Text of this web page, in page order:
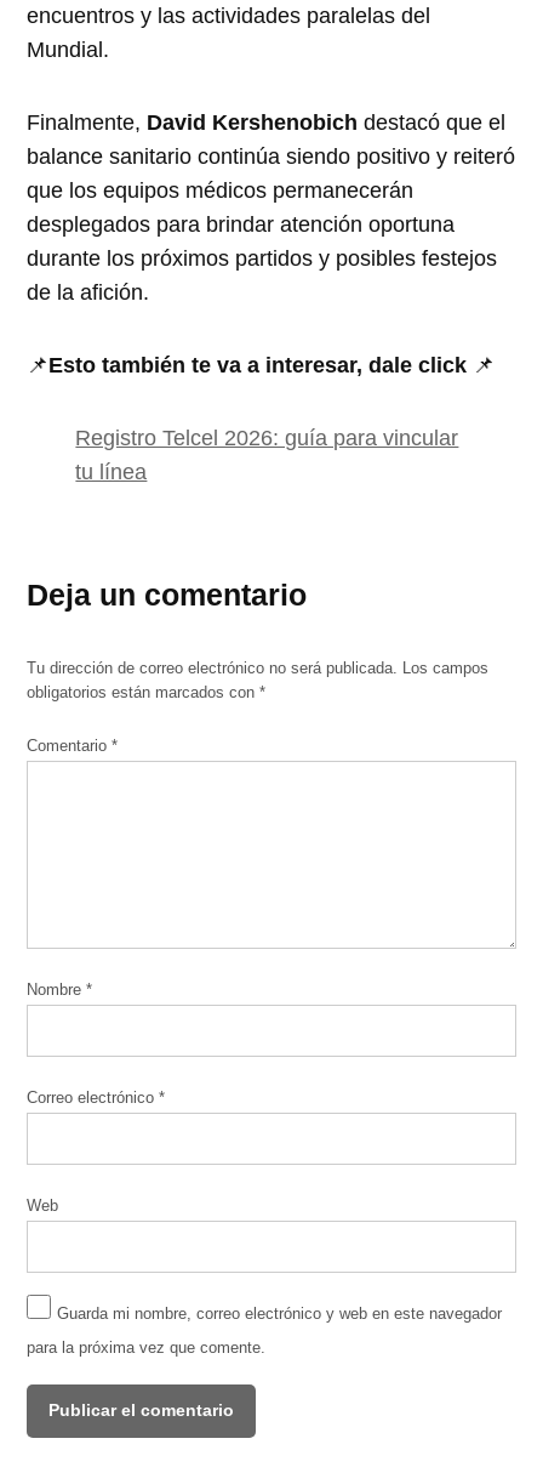
encuentros y las actividades paralelas del
Mundial.
Finalmente, David Kershenobich destacó que el
balance sanitario continúa siendo positivo y reiteró
que los equipos médicos permanecerán
desplegados para brindar atención oportuna
durante los próximos partidos y posibles festejos
de la afición.
📌Esto también te va a interesar, dale click 📌
Registro Telcel 2026: guía para vincular
tu línea
Deja un comentario
Tu dirección de correo electrónico no será publicada. Los campos
obligatorios están marcados con*
Comentario*
Nombre*
Correo electrónico*
Web
Guarda mi nombre, correo electrónico y web en este navegador
para la próxima vez que comente.